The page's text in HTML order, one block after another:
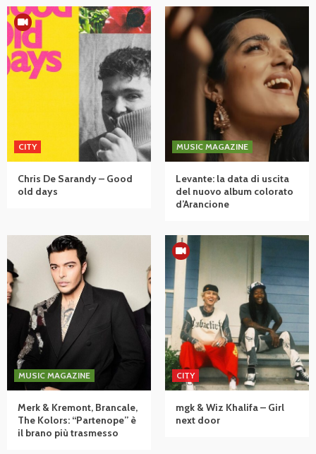
CITY
Chris De Sarandy – Good
old days
MUSIC MAGAZINE
Levante: la data di uscita
del nuovo album colorato
d’Arancione
MUSIC MAGAZINE
Merk & Kremont, Brancale,
The Kolors: “Partenope” è
il brano più trasmesso
CITY
mgk & Wiz Khalifa – Girl
next door